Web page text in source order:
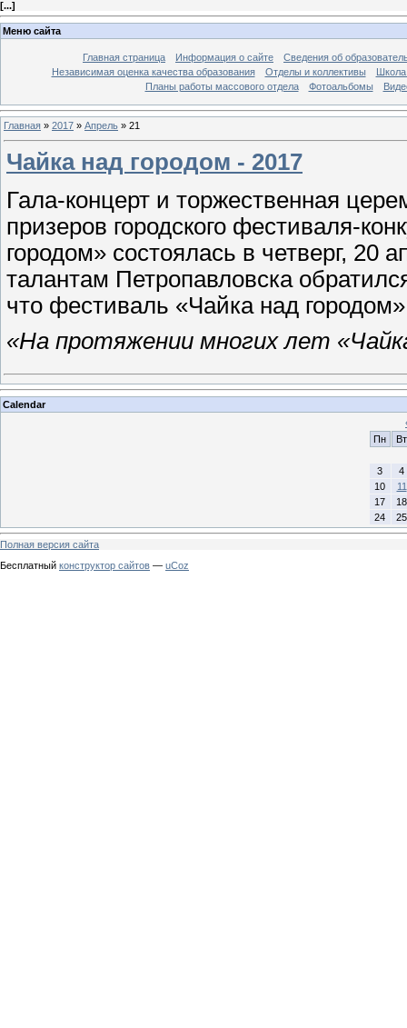
[...]
Меню сайта
Главная страница Информация о сайте
Сведения об
Независимая оценка качества образования
Отделы и коллективы
Школа
Планы работы массового отдела
Фотоальбомы
Главная » 2017 » Апрель » 21
Чайка над городом - 2017
Гала-концерт и торжественная
призеров городского фестиваля-
городом» состоялась в четверг,
талантам Петропавловска
что фестиваль «Чайка над
«На протяжении многих лет
Calendar
Пн
Вт
3
4
10
11
17
18
24
25
Полная версия сайта
Бесплатный конструктор сайтов — uCoz